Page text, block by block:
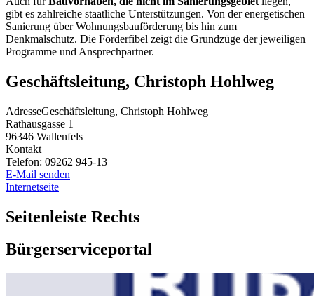
gibt es zahlreiche staatliche Unterstützungen. Von der energetischen
Sanierung über Wohnungsbauförderung bis hin zum
Denkmalschutz. Die Förderfibel zeigt die Grundzüge der jeweiligen
Programme und Ansprechpartner.
Geschäftsleitung, Christoph Hohlweg
AdresseGeschäftsleitung, Christoph Hohlweg
Rathausgasse 1
96346 Wallenfels
Kontakt
Telefon: 09262 945-13
E-Mail senden
Internetseite
Seitenleiste Rechts
Bürgerserviceportal